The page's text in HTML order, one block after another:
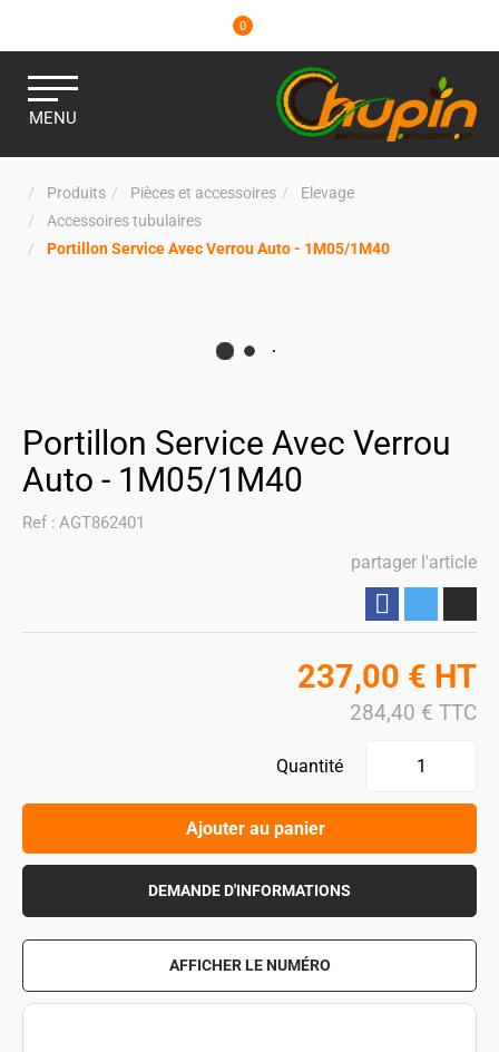
0
MENU
Produits Pièces et accessoires
Elevage
Accessoires tubulaires
Portillon Service Avec Verrou Auto - 1M05/1M40
Portillon Service Avec Verrou
Auto - 1M05/1M40
Ref : AGT862401
partager l'article
237,00 € HT
284,40 € TTC
Quantité
Ajouter au panier
DEMANDE D'INFORMATIONS
AFFICHER LE NUMÉRO